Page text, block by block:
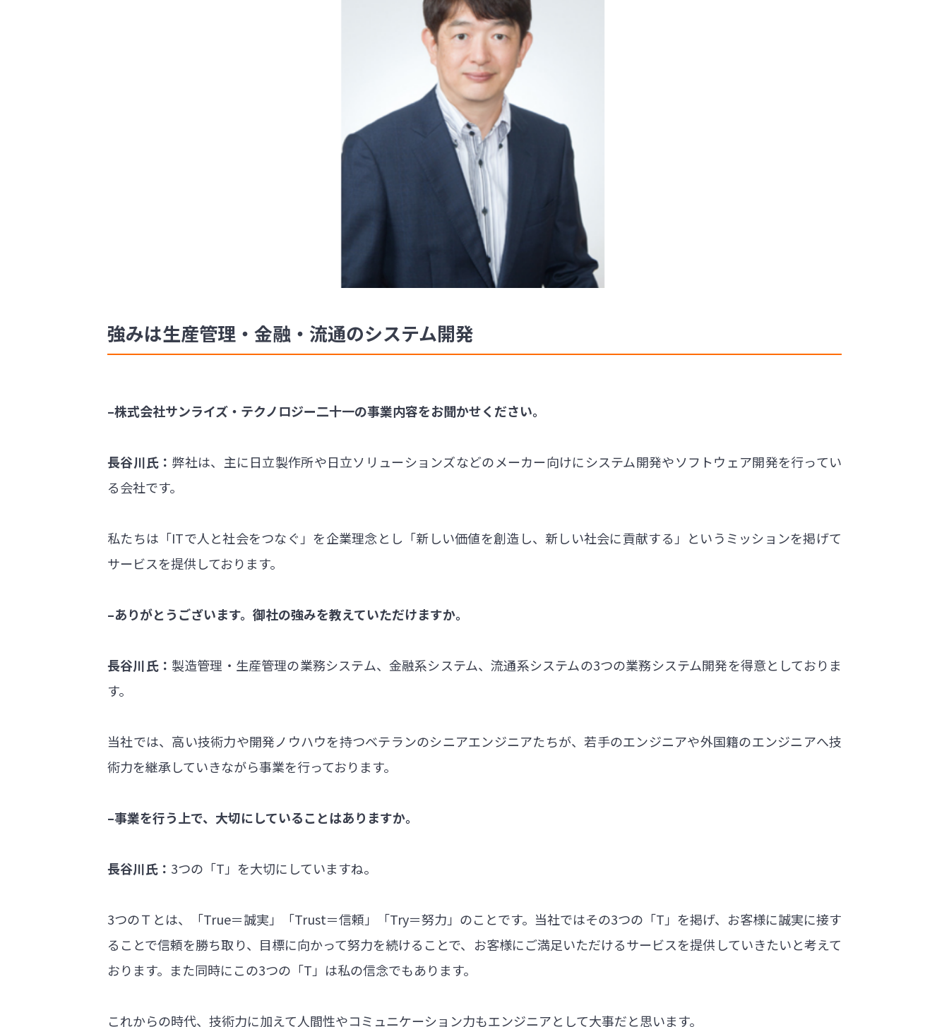
強みは生産管理・金融・流通のシステム開発
–株式会社サンライズ・テクノロジー二十一の事業内容をお聞かせください。
長谷川氏： 弊社は、主に日立製作所や日立ソリューションズなどのメーカー向けにシステム開発やソフトウェア開発を行ってい
る会社です。
私たちは「ITで人と社会をつなぐ」を企業理念とし「新しい価値を創造し、新しい社会に貢献する」というミッションを掲げて
サービスを提供しております。
–ありがとうございます。御社の強みを教えていただけますか。
長谷川氏： 製造管理・生産管理の業務システム、金融系システム、流通系システムの3つの業務システム開発を得意としておりま
す。
当社では、高い技術力や開発ノウハウを持つベテランのシニアエンジニアたちが、若手のエンジニアや外国籍のエンジニアへ技
術力を継承していきながら事業を行っております。
–事業を行う上で、大切にしていることはありますか。
長谷川氏： 3つの「T」を大切にしていますね。
3つのＴとは、「True＝誠実」「Trust＝信頼」「Try＝努力」のことです。当社ではその3つの「T」を掲げ、お客様に誠実に接す
ることで信頼を勝ち取り、目標に向かって努力を続けることで、お客様にご満足いただけるサービスを提供していきたいと考えて
おります。また同時にこの3つの「T」は私の信念でもあります。
これからの時代、技術力に加えて人間性やコミュニケーション力もエンジニアとして大事だと思います。